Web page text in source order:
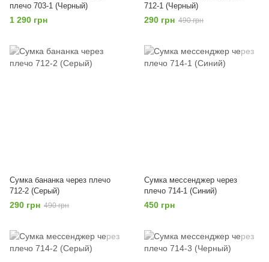
плечо 703-1 (Черный)
1 290 грн
712-1 (Черный)
290 грн 490 грн
Сумка бананка через плечо
712-2 (Серый)
290 грн 490 грн
Сумка мессенджер через
плечо 714-1 (Синий)
450 грн